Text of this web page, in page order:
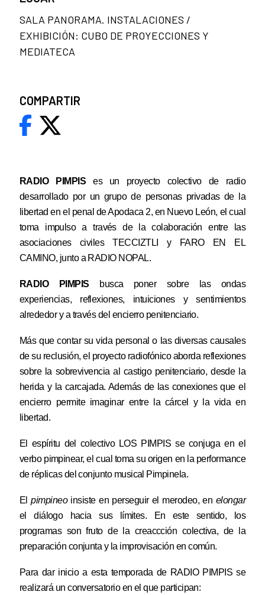
RADIO PIMPIS es un proyecto colectivo de radio
desarrollado por un grupo de personas privadas de la
libertad en el penal de Apodaca 2, en Nuevo León, el cual
toma impulso a través de la colaboración entre las
asociaciones civilesTECCIZTLI y
FARO EN EL
CAMINO, junto a RADIO NOPAL.
RADIO PIMPIS busca poner sobre las ondas
experiencias, reflexiones, intuiciones y sentimientos
alrededor y a través del encierro penitenciario.
Más que contar su vida personal o las diversas causales
de su reclusión, el proyecto radiofónico aborda reflexiones
sobre la sobrevivencia al castigo penitenciario, desde la
herida y la carcajada. Además de las conexiones que el
encierro permite imaginar entre la cárcel y la vida en
libertad.
El espíritu del colectivo LOS PIMPIS se conjuga en el
verbo pimpinear, el cual toma su origen en la performance
de réplicas del conjunto musical Pimpinela.
Elpimpineoinsiste en perseguir el merodeo, en elongar
el diálogo hacia sus límites. En este sentido, los
programas son fruto de la creaccción colectiva, de la
preparación conjunta y la improvisación en común.
Para dar inicio a esta temporada de RADIO PIMPIS se
realizará un conversatorio en el que participan:
SALA PANORAMA. INSTALACIONES /
EXHIBICIÓN: CUBO DE PROYECCIONES Y
MEDIATECA
COMPARTIR